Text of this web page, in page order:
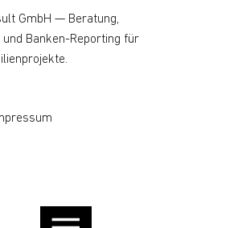
GmbH — Beratung,
Banken-Reporting für